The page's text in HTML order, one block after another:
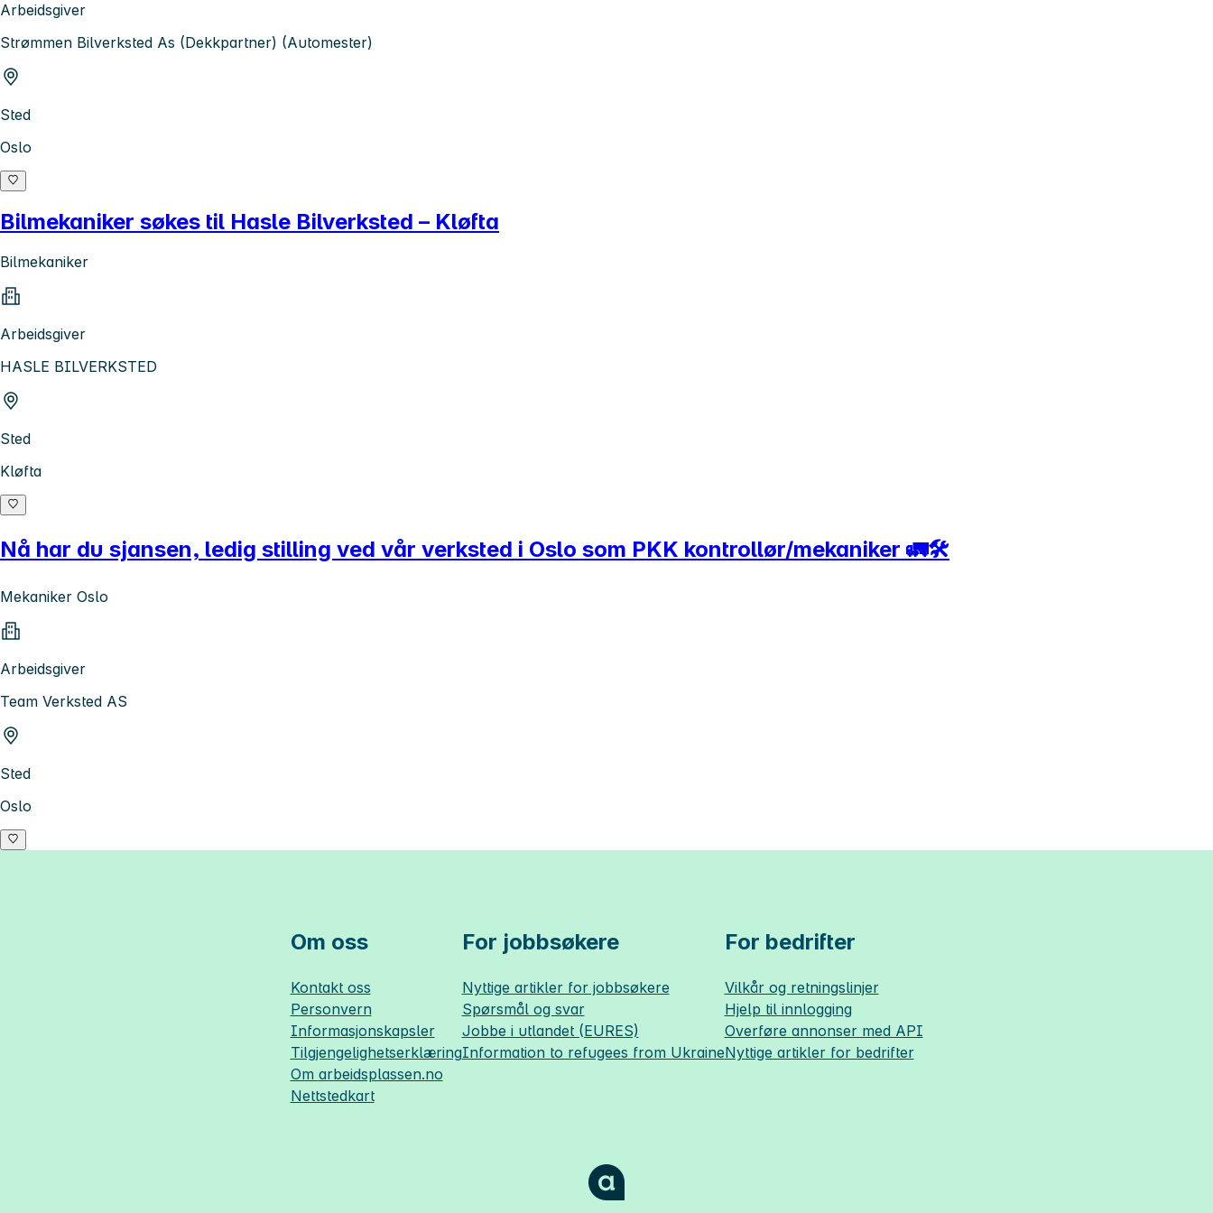
Arbeidsgiver
Strømmen Bilverksted As (Dekkpartner) (Automester)
Sted
Oslo
Bilmekaniker søkes til Hasle Bilverksted – Kløfta
Bilmekaniker
Arbeidsgiver
HASLE BILVERKSTED
Sted
Kløfta
Nå har du sjansen, ledig stilling ved vår verksted i Oslo som PKK kontrollør/mekaniker 🚛🛠️
Mekaniker Oslo
Arbeidsgiver
Team Verksted AS
Sted
Oslo
Om oss
Kontakt oss
Personvern
Informasjonskapsler
Tilgjengelighetserklæring
Om arbeidsplassen.no
Nettstedkart
For jobbsøkere
Nyttige artikler for jobbsøkere
Spørsmål og svar
Jobbe i utlandet (EURES)
Information to refugees from Ukraine
For bedrifter
Vilkår og retningslinjer
Hjelp til innlogging
Overføre annonser med API
Nyttige artikler for bedrifter